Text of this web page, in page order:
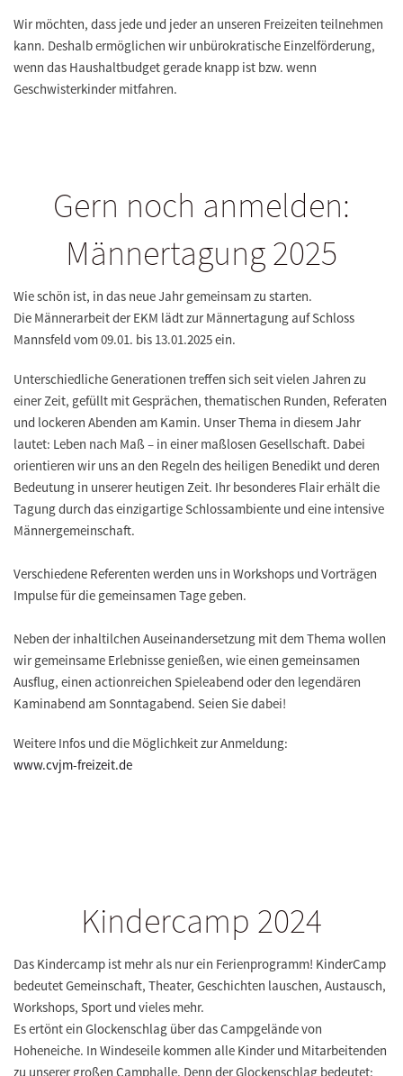
Wir möchten, dass jede und jeder an unseren Freizeiten teilnehmen
kann. Deshalb ermöglichen wir unbürokratische Einzelförderung,
wenn das Haushaltbudget gerade knapp ist bzw. wenn
Geschwisterkinder mitfahren.
Gern noch anmelden:
Männertagung 2025
Wie schön ist, in das neue Jahr gemeinsam zu starten.
Die Männerarbeit der EKM lädt zur Männertagung auf Schloss
Mannsfeld vom 09.01. bis 13.01.2025 ein.
Unterschiedliche Generationen treffen sich seit vielen Jahren zu
einer Zeit, gefüllt mit Gesprächen, thematischen Runden, Referaten
und lockeren Abenden am Kamin. Unser Thema in diesem Jahr
lautet: Leben nach Maß – in einer maßlosen Gesellschaft. Dabei
orientieren wir uns an den Regeln des heiligen Benedikt und deren
Bedeutung in unserer heutigen Zeit. Ihr besonderes Flair erhält die
Tagung durch das einzigartige Schlossambiente und eine intensive
Männergemeinschaft.
Verschiedene Referenten werden uns in Workshops und Vorträgen
Impulse für die gemeinsamen Tage geben.
Neben der inhaltilchen Auseinandersetzung mit dem Thema wollen
wir gemeinsame Erlebnisse genießen, wie einen gemeinsamen
Ausflug, einen actionreichen Spieleabend oder den legendären
Kaminabend am Sonntagabend. Seien Sie dabei!
Weitere Infos und die Möglichkeit zur Anmeldung:
www.cvjm-freizeit.de
Kindercamp 2024
Das Kindercamp ist mehr als nur ein Ferienprogramm! KinderCamp
bedeutet Gemeinschaft, Theater, Geschichten lauschen, Austausch,
Workshops, Sport und vieles mehr.
Es ertönt ein Glockenschlag über das Campgelände von
Hoheneiche. In Windeseile kommen alle Kinder und Mitarbeitenden
zu unserer großen Camphalle. Denn der Glockenschlag bedeutet: